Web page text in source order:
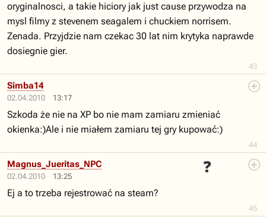
43
oryginalnosci, a takie hiciory jak just cause przywodza na
mysl filmy z stevenem seagalem i chuckiem norrisem.
Zenada. Przyjdzie nam czekac 30 lat nim krytyka naprawde
dosiegnie gier.
02.04.2010 13:17
44
Simba14
Szkoda że nie na XP bo nie mam zamiaru zmieniać
okienka:)Ale i nie miałem zamiaru tej gry kupować:)
02.04.2010 13:25
❓
45
Magnus_Jueritas_NPC
Ej a to trzeba rejestrować na steam?